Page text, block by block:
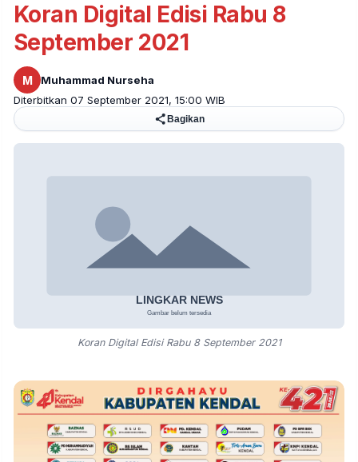
Koran Digital Edisi Rabu 8
September 2021
M
Muhammad Nurseha
Diterbitkan 07 September 2021, 15:00 WIB
Bagikan
Koran Digital Edisi Rabu 8 September 2021